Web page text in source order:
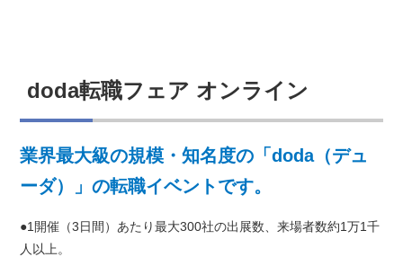
doda転職フェア オンライン
業界最大級の規模・知名度の「doda（デュ
ーダ）」の転職イベントです。
●1開催（3日間）あたり最大300社の出展数、来場者数約1万1千
人以上。